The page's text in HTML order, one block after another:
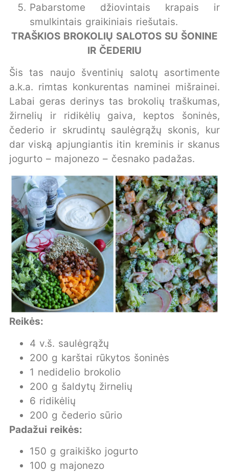
Pabarstome džiovintais krapais ir
smulkintais graikiniais riešutais.
TRAŠKIOS BROKOLIŲ SALOTOS SU ŠONINE
IR ČEDERIU
Šis tas naujo šventinių salotų asortimente
a.k.a. rimtas konkurentas naminei mišrainei.
Labai geras derinys tas brokolių traškumas,
žirnelių ir ridikėlių gaiva, keptos šoninės,
čederio ir skrudintų saulėgrąžų skonis, kur
dar viską apjungiantis itin kreminis ir skanus
jogurto – majonezo – česnako padažas.
Reikės:
4 v.š. saulėgrąžų
200 g karštai rūkytos šoninės
1 nedidelio brokolio
200 g šaldytų žirnelių
6 ridikėlių
200 g čederio sūrio
Padažui reikės:
150 g graikiško jogurto
100 g majonezo